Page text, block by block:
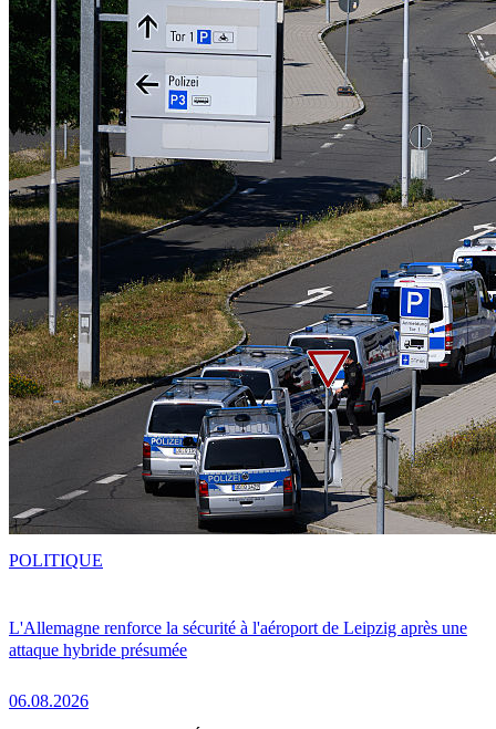
L'Allemagne renforce la sécurité à l'aéroport de Leipzig après une
attaque hybride présumée
06.08.2026
POLITIQUE